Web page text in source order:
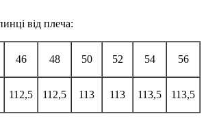
від плеча:
46 48 50 52 54 56
112,5 112,5 113 113 113,5 113,5